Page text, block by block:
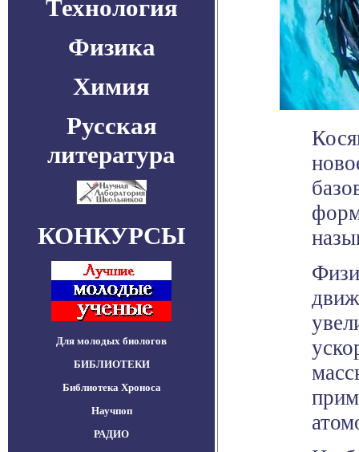
Технология
Физика
Химия
Русская
литература
КОНКУРСЫ
Для молодых биологов
БИБЛИОТЕКИ
Библиотека Хроноса
Научпоп
РАДИО